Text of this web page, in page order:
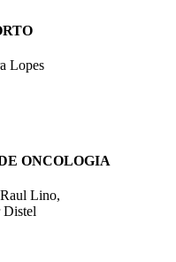
Lopes
ONCOLOGIA
Lino,
Distel